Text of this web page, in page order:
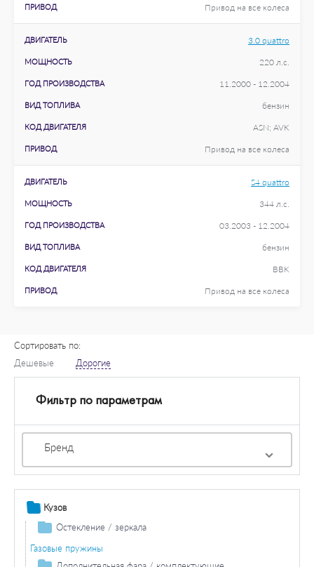
ПРИВОД Привод на все колеса
ДВИГАТЕЛЬ 3.0 quattro
МОЩНОСТЬ 220 л.с.
ГОД ПРОИЗВОДСТВА 11.2000 - 12.2004
ВИД ТОПЛИВА бензин
КОД ДВИГАТЕЛЯ ASN; AVK
ПРИВОД Привод на все колеса
ДВИГАТЕЛЬ S4 quattro
МОЩНОСТЬ 344 л.с.
ГОД ПРОИЗВОДСТВА 03.2003 - 12.2004
ВИД ТОПЛИВА бензин
КОД ДВИГАТЕЛЯ BBK
ПРИВОД Привод на все колеса
Сортировать по:
Дешевые
Дорогие
Фильтр по параметрам
Бренд
Кузов
Остекление / зеркала
Зеркала
Газовые пружины